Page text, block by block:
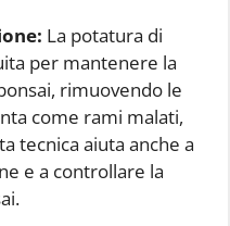
La potatura di
per mantenere la
rimuovendo le
come rami malati,
tecnica aiuta anche a
e a controllare la